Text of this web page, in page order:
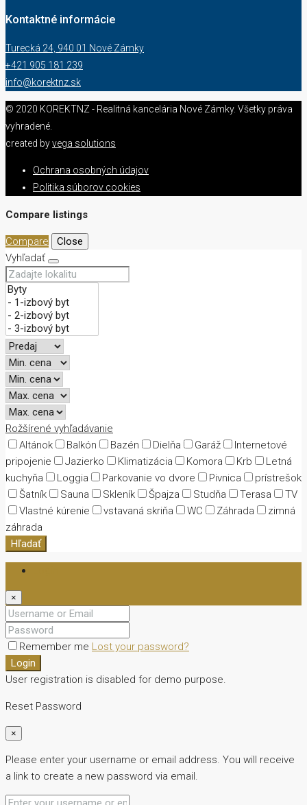
Kontaktné informácie
Turecká 24, 940 01 Nové Zámky
+421 905 181 239
info@korektnz.sk
© 2020 KOREKTNZ - Realitná kancelária Nové Zámky. Všetky práva
vyhradené.
created byvega solutions
Ochrana osobných údajov
Politika súborov cookies
Compare listings
Compare
Close
Vyhľadať
Rožšírené vyhľadávanie
Altánok
Balkón Bazén Dielňa Garáž
Internetové
pripojenie
Jazierko Klimatizácia Komora Krb
Letná
kuchyňa
Loggia Parkovanie vo dvore Pivnica
prístrešok
Šatník
Sauna Skleník Špajza Studňa Terasa
TV
Vlastné kúrenie
vstavaná skriňa WC Záhrada
zimná
záhrada
Hľadať
×
Remember me Lost your password?
Login
User registration is disabled for demo purpose.
Reset Password
×
Please enter your username or email address. You will receive
a link to create a new password via email.